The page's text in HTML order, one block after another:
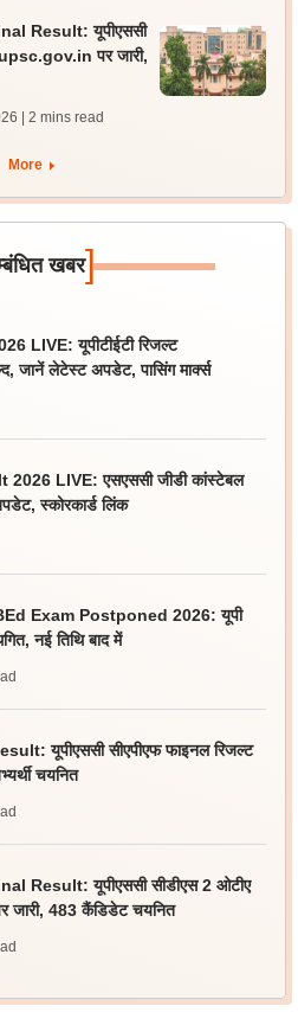
Result: यूपीएससी
पर जारी,
| 2 mins read
More
खबर]
LIVE: यूपीटीईटी रिजल्ट
लेटेस्ट अपडेट, पासिंग मार्क्स
LIVE: एसएससी जीडी कांस्टेबल
स्कोरकार्ड लिंक
Exam Postponed 2026: यूपी
नई तिथि बाद में
यूपीएससी सीएपीएफ फाइनल रिजल्ट
चयनित
Result: यूपीएससी सीडीएस 2 ओटीए
483 कैंडिडेट चयनित